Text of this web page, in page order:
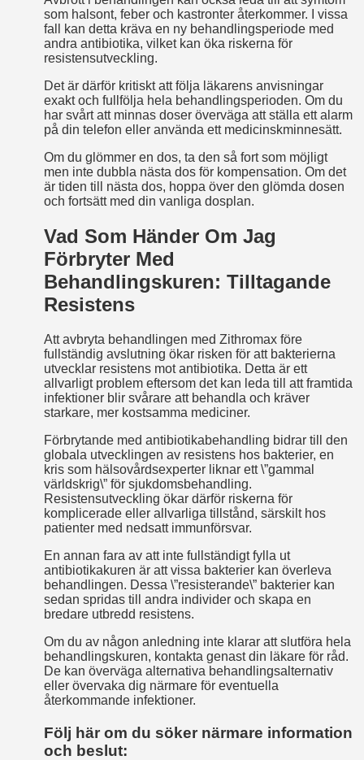
som halsont, feber och kastronter återkommer. I vissa
fall kan detta kräva en ny behandlingsperiode med
andra antibiotika, vilket kan öka riskerna för
resistensutveckling.
Det är därför kritiskt att följa läkarens anvisningar
exakt och fullfölja hela behandlingsperioden. Om du
har svårt att minnas doser överväga att ställa ett alarm
på din telefon eller använda ett medicinskminne­sätt.
Om du glömmer en dos, ta den så fort som möjligt
men inte dubbla nästa dos för kompensation. Om det
är tiden till nästa dos, hoppa över den glömda dosen
och fortsätt med din vanliga dosplan.
Vad Som Händer Om Jag
Förbryter Med
Behandlingskuren: Tilltagande
Resistens
Att avbryta behandlingen med Zithromax före
fullständig avslutning ökar risken för att bakterierna
utvecklar resistens mot antibiotika. Detta är ett
allvarligt problem eftersom det kan leda till att framtida
infektioner blir svårare att behandla och kräver
starkare, mer kostsamma mediciner.
Förbrytande med antibiotikabehandling bidrar till den
globala utvecklingen av resistens hos bakterier, en
kris som hälsovårdsexperter liknar ett \”gammal
världskrig\” för sjukdomsbehandling.
Resistensutveckling ökar därför riskerna för
komplicerade eller allvarliga tillstånd, särskilt hos
patienter med nedsatt immunförsvar.
En annan fara av att inte fullständigt fylla ut
antibiotikakuren är att vissa bakterier kan överleva
behandlingen. Dessa \”resisterande\” bakterier kan
sedan spridas till andra individer och skapa en
bredare utbredd resistens.
Om du av någon anledning inte klarar att slutföra hela
behandlingskuren, kontakta genast din läkare för råd.
De kan överväga alternativa behandlingsalternativ
eller övervaka dig närmare för eventuella
återkommande infektioner.
Följ här om du söker närmare information
och beslut: